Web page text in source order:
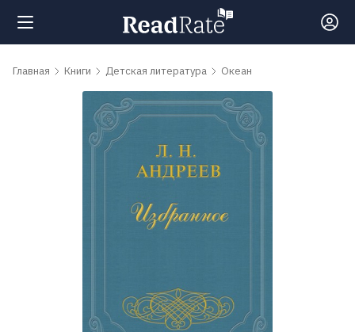
Поиск
Главная Книги Детская литература Океан